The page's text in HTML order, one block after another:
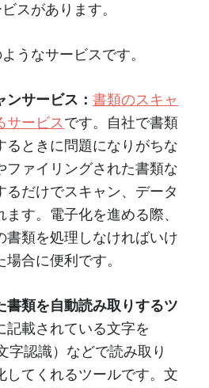
スがあります。
うなサービスです。
サービス： 書類のスキャ
サービスです。自社で書類
るときに問題になりがちな
ファイリングされた書類な
るだけでスキャン、データ
す。電子化を進める際、
書類を処理しなければいけ
合に便利です。
書類を自動読み取りするツ
記載されている文字を
字認識）などで読み取り
してくれるツールです。文